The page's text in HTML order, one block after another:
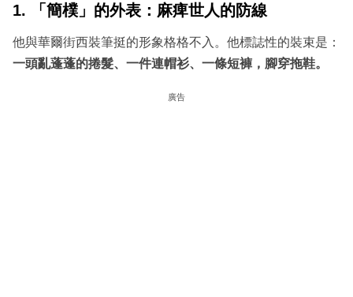
1. 「簡樸」的外表：麻痺世人的防線
他與華爾街西裝筆挺的形象格格不入。他標誌性的裝束是：
一頭亂蓬蓬的捲髮、一件連帽衫、一條短褲，腳穿拖鞋。
廣告